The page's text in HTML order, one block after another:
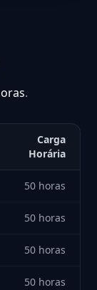
.
Carga
Horária
50 horas
50 horas
50 horas
50 horas